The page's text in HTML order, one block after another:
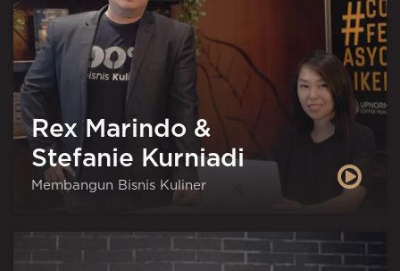
Rex Marindo &
Stefanie Kurniadi
Membangun Bisnis Kuliner